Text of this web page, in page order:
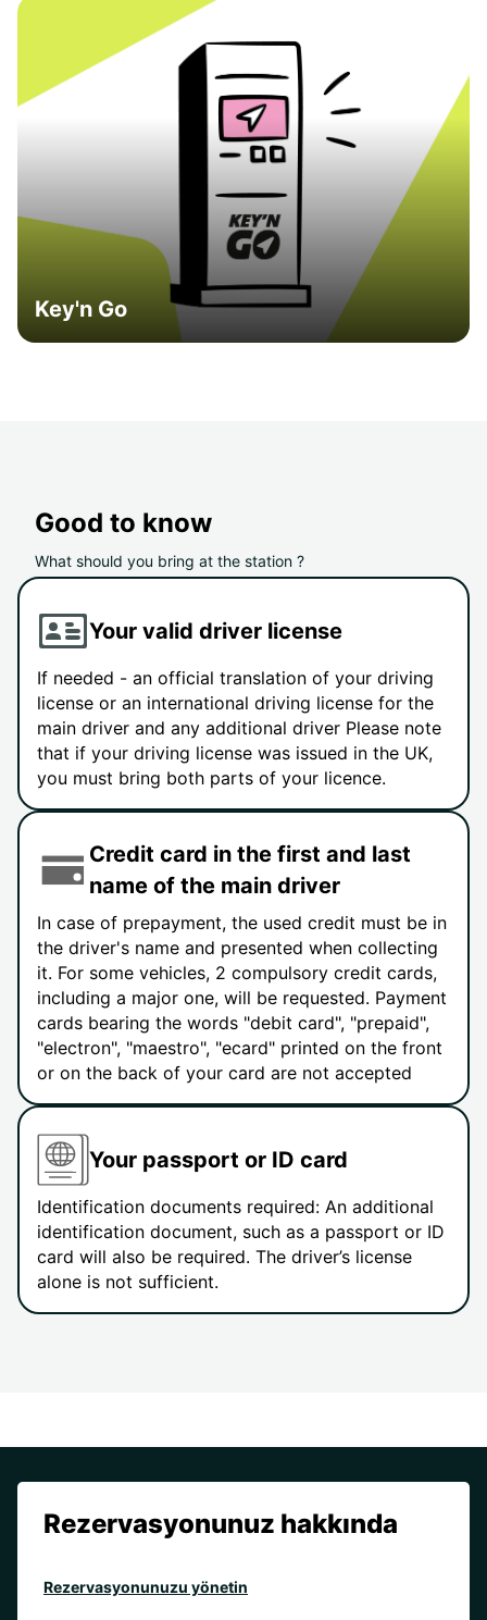
Key'n Go
Good to know
What should you bring at the station ?
Your valid driver license
If needed - an official translation of your driving
license or an international driving license for the
main driver and any additional driver Please note
that if your driving license was issued in the UK,
you must bring both parts of your licence.
Credit card in the first and last
name of the main driver
In case of prepayment, the used credit must be in
the driver's name and presented when collecting
it. For some vehicles, 2 compulsory credit cards,
including a major one, will be requested. Payment
cards bearing the words "debit card", "prepaid",
"electron", "maestro", "ecard" printed on the front
or on the back of your card are not accepted
Your passport or ID card
Identification documents required: An additional
identification document, such as a passport or ID
card will also be required. The driver’s license
alone is not sufficient.
Rezervasyonunuz hakkında
Rezervasyonunuzu yönetin